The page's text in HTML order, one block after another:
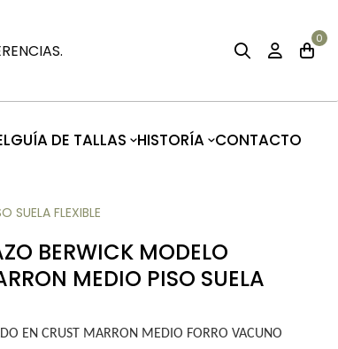
0
GUÍA DE TALLAS HISTORÍA CONTACTO
FLEXIBLE
BERWICK MODELO
MEDIO PISO SUELA
EN CRUST MARRON MEDIO FORRO VACUNO